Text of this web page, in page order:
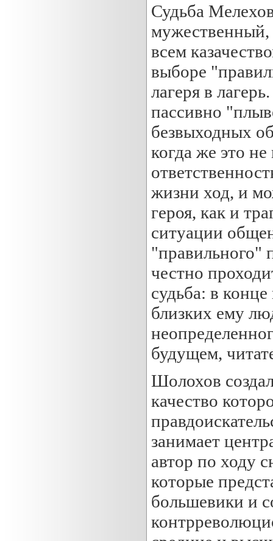
Судьба
мужественный,
всем
выборе
лагеря в
пассивно
безвыходных
когда же это
жизни ход, и
героя, как и
ситуации
"правильного"
честно
судьба: в
близких ему
будущем,
Шолохов
качество
занимает
автор по ходу
которые
большевики и